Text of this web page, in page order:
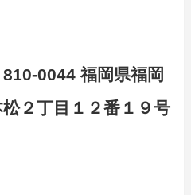
810-0044 福岡県福岡
２丁目１２番１９号